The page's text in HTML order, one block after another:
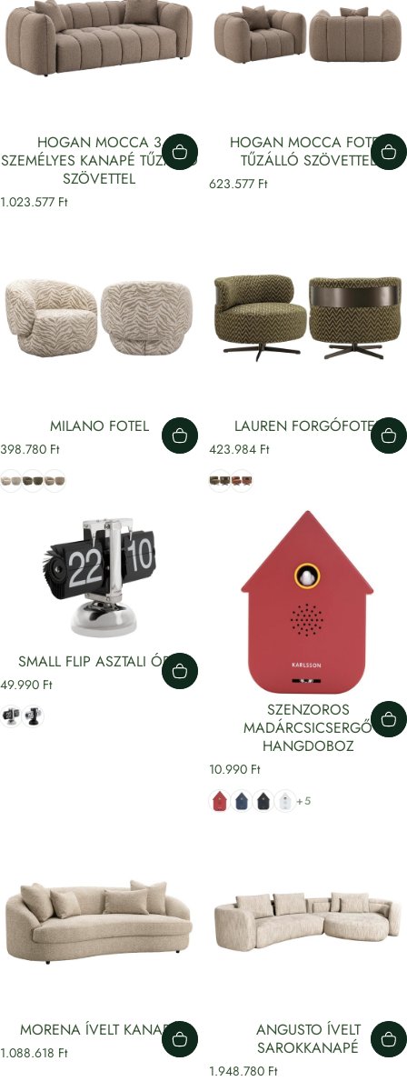
HOGAN MOCCA 3
SZEMÉLYES KANAPÉ TŰZÁLLÓ
SZÖVETTEL
1.023.577 Ft
HOGAN MOCCA FOTEL
TŰZÁLLÓ SZÖVETTEL
623.577 Ft
MILANO FOTEL
398.780 Ft
TigerZöldvilágosbarna
LAUREN FORGÓFOTEL
423.984 Ft
ZöldTerracotta
SMALL FLIP ASZTALI ÓRA
49.990 Ft
KrómFekete
SZENZOROS
MADÁRCSICSERGŐ
HANGDOBOZ
10.990 Ft
PirosKékFekete
Fehér
+5
MORENA ÍVELT KANAPÉ
1.088.618 Ft
ANGUSTO ÍVELT
SAROKKANAPÉ
1.948.780 Ft